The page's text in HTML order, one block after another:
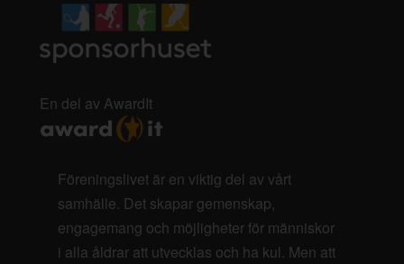
En del av AwardIt
Föreningslivet är en viktig del av vårt
samhälle. Det skapar gemenskap,
engagemang och möjligheter för människor
i alla åldrar att utvecklas och ha kul. Men att